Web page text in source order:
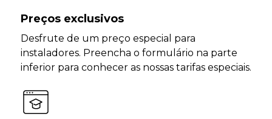
Preços exclusivos
Desfrute de um preço especial para
instaladores. Preencha o formulário na parte
inferior para conhecer as nossas tarifas especiais.